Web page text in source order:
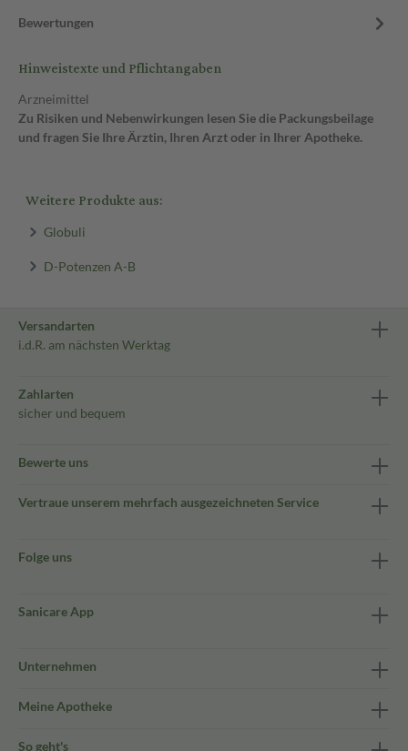
Bewertungen
Hinweistexte und Pflichtangaben
Arzneimittel
Zu Risiken und Nebenwirkungen lesen Sie die Packungsbeilage
und fragen Sie Ihre Ärztin, Ihren Arzt oder in Ihrer Apotheke.
Weitere Produkte aus:
Globuli
D-Potenzen A-B
Versandarten
i.d.R. am nächsten Werktag
Zahlarten
sicher und bequem
Bewerte uns
Vertraue unserem mehrfach ausgezeichneten Service
Folge uns
Sanicare App
Unternehmen
Meine Apotheke
So geht's